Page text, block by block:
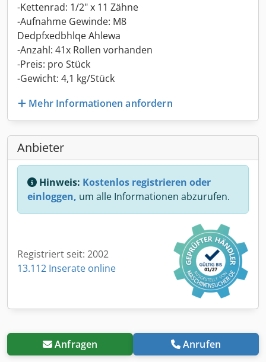
-Kettenrad: 1/2" x 11 Zähne
-Aufnahme Gewinde: M8
Dedpfxedbhlqe Ahlewa
-Anzahl: 41x Rollen vorhanden
-Preis: pro Stück
-Gewicht: 4,1 kg/Stück
Mehr Informationen anfordern
Anbieter
Hinweis: Kostenlos registrieren oder
einloggen, um alle Informationen abzurufen.
Registriert seit: 2002
13.112 Inserate online
Anfragen Anrufen